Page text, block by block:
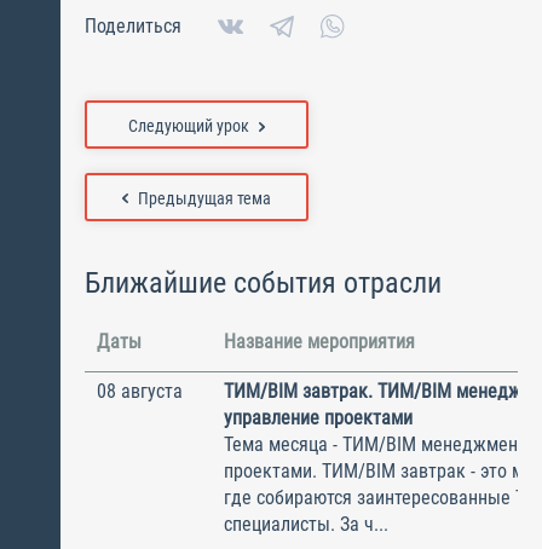
Поделиться
Предыдущая тема
Следующий урок
Ближайшие события отрасли
Даты Название мероприятия
08 августа
ТИМ/BIM завтрак. ТИМ/BIM
управление проектами
Тема месяца - ТИМ/BIM менеджмент и
проектами. ТИМ/BIM завтрак - это
где собираются заинтересованные
специалисты. За ч...